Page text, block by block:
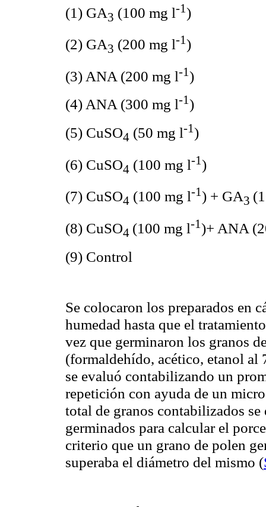
(1) GA3 (100 mg l-1)
(2) GA3 (200 mg l-1)
(3) ANA (200 mg l-1)
(4) ANA (300 mg l-1)
(5) CuSO4 (50 mg l-1)
(6) CuSO4 (100 mg l-1)
(7) CuSO4 (100 mg l-1) + GA3
(8) CuSO4 (100 mg l-1)+ ANA
(9) Control
Se colocaron los preparados en
humedad hasta que el
vez que germinaron los granos
(formaldehído, acético, etanol
se evaluó contabilizando un
repetición con ayuda de un
total de granos contabilizados
germinados para calcular el
criterio que un grano de polen
superaba el diámetro del mismo (